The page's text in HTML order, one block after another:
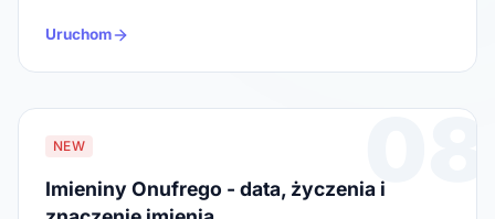
Uruchom
08
NEW
Imieniny Onufrego - data, życzenia i